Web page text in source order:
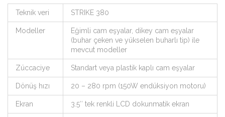
Teknik veri STRIKE 380
Modeller
Eğimli cam eşyalar, dikey cam eşyalar
(buhar çeken ve yükselen buharlı tip) ile
mevcut modeller
Züccaciye Standart veya plastik kaplı cam eşyalar
Dönüş hızı 20 – 280 rpm (150W endüksiyon motoru)
Ekran 3.5″ tek renkli LCD dokunmatik ekran